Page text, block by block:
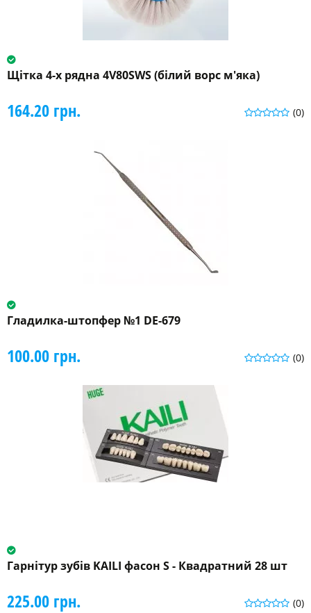
Щітка 4-х рядна 4V80SWS (білий ворс м'яка)
(0)
164.20 грн.
Гладилка-штопфер №1 DE-679
(0)
100.00 грн.
Гарнітур зубів KAILI фасон S - Квадратний 28 шт
(0)
225.00 грн.